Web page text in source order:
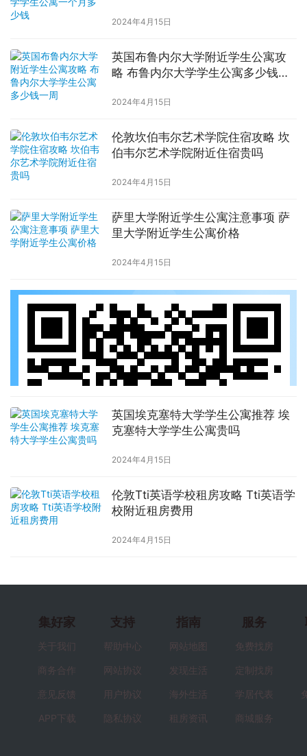
2024年4月15日
英国布鲁内尔大学附近学生公寓攻
略 布鲁内尔大学学生公寓多少钱一
2024年4月15日
伦敦坎伯韦尔艺术学院住宿攻略 坎
伯韦尔艺术学院附近住宿贵吗
2024年4月15日
萨里大学附近学生公寓注意事项 萨
里大学附近学生公寓价格
2024年4月15日
英国埃克塞特大学学生公寓推荐 埃
克塞特大学学生公寓贵吗
2024年4月15日
伦敦Tti英语学校租房攻略 Tti英语学
校附近租房费用
2024年4月15日
集好家
关于我们
商务合作
意见反馈
APP下载
支持
帮助中心
网站协议
用户协议
隐私协议
指南
网站地图
发现生活
海外生活
租房资讯
服务
免费找房
定制找房
学居代表
商城服务